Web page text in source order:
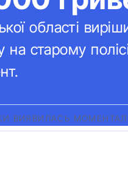
області
на старому
ВИЯВИЛАСЬ